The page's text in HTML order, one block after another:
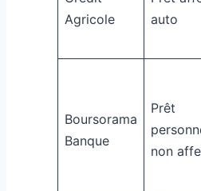
Agricole
auto
Boursorama
Banque
Prêt
non